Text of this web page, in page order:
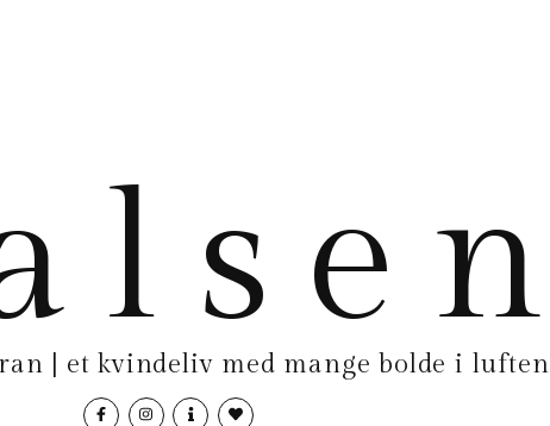
| et kvindeliv med mange bolde i luften